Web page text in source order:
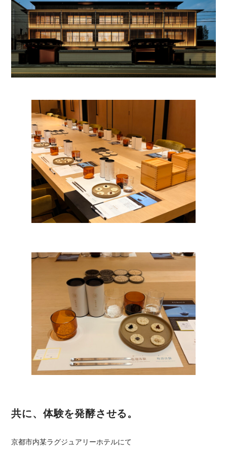
共に、体験を発酵させる。
京都市内某ラグジュアリーホテルにて